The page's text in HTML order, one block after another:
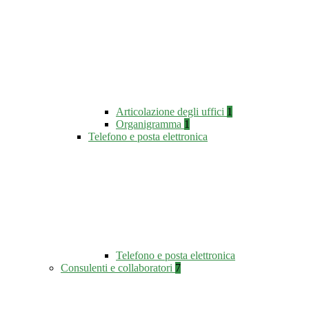
Articolazione degli uffici 1
Organigramma 1
Telefono e posta elettronica
Telefono e posta elettronica
Consulenti e collaboratori 7